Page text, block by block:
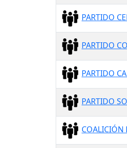
PARTIDO
PARTIDO
PARTIDO
PARTIDO
COALICIÓN